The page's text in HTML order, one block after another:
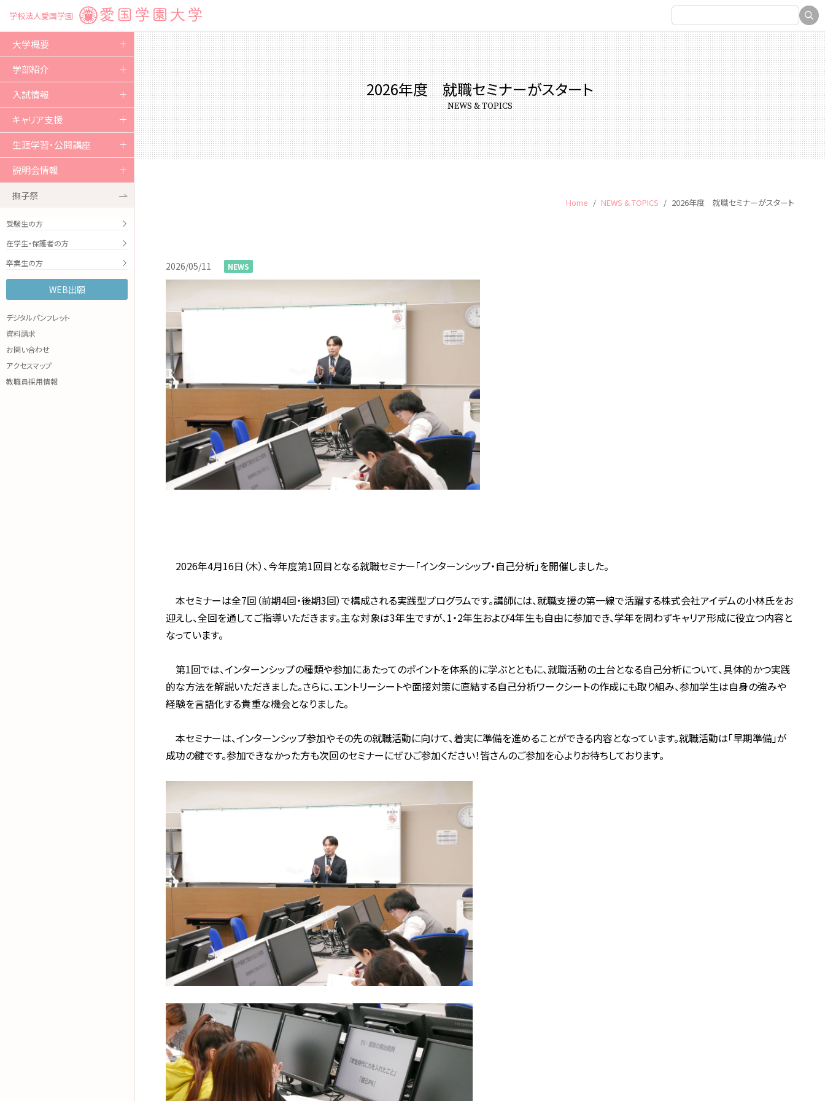
学校法人愛国学園
大学概要
ご挨拶
教育方針および沿革
組織図
教育研究環境
教育情報の公表
学術・研究
学生支援
関連諸学校
学部紹介
人間文化学部
教育課程の体系
キャンパスライフ
入試情報
入試概要
試験区分
キャリア支援
資格取得
卒業生の進路実績
本学のキャリア・就職支援
就職・採用活動について
生涯学習・公開講座
生涯学習・公開講座
市民大学講座
愛大オープンカレッジ
説明会情報
説明会情報 2026
オープンキャンパス
特キャン！
留学生の方々へ
WEB OPEN CAMPUS
各種参加申込み
撫子祭
受験生の方
在学生・保護者の方
卒業生の方
WEB出願
デジタルパンフレット
資料請求
お問い合わせ
アクセスマップ
教職員採用情報
2026年度 就職セミナーがスタート
NEWS & TOPICS
Home NEWS & TOPICS 2026年度 就職セミナーがスタート
2026/05/11 NEWS
2026年4月16日（木）、今年度第1回目となる就職セミナー「インターンシップ・自己分析」を開催しました。
本セミナーは全7回（前期4回・後期3回）で構成される実践型プログラムです。講師には、就職支援の第一線で活躍する株式会社アイデムの小林氏をお
迎えし、全回を通してご指導いただきます。主な対象は3年生ですが、1・2年生および4年生も自由に参加でき、学年を問わずキャリア形成に役立つ内容と
なっています。
第1回では、インターンシップの種類や参加にあたってのポイントを体系的に学ぶとともに、就職活動の土台となる自己分析について、具体的かつ実践
的な方法を解説いただきました。さらに、エントリーシートや面接対策に直結する自己分析ワークシートの作成にも取り組み、参加学生は自身の強みや
経験を言語化する貴重な機会となりました。
本セミナーは、インターンシップ参加やその先の就職活動に向けて、着実に準備を進めることができる内容となっています。就職活動は「早期準備」が
成功の鍵です。参加できなかった方も次回のセミナーにぜひご参加ください！皆さんのご参加を心よりお待ちしております。